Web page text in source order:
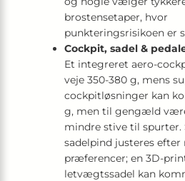
brostensetaper, hvor
punkteringsrisikoen er
Cockpit, sadel &
Et integreret aero-
veje 350-380 g, mens
cockpitløsninger kan
g, men til gengæld
mindre stive til spurter.
sadelpind justeres efter
præferencer; en 3D-
letvægtssadel kan